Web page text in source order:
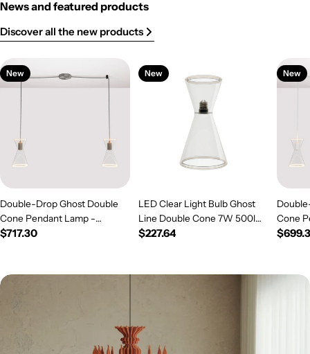
News and featured products
Discover all the new products
New
Double-Drop Ghost Double
Cone Pendant Lamp -
Brushed Titanium
Regular
$717.30
New
LED Clear Light Bulb Ghost
Line Double Cone 7W 500lm
E26 120V 2200K Dimmable -
Regular
$227.64
New
Cone
White